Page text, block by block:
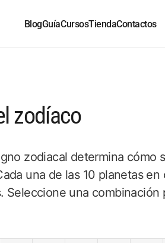
BlogGuíaCursosTiendaContactos
zodíaco
zodiacal determina cómo
una de las 10 planetas en
Seleccione una combinación